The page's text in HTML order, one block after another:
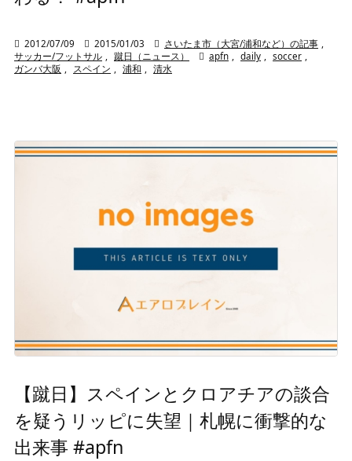
 2012/07/09  2015/01/03  さいたま市（大宮/浦和など）の記事
サッカー/フットサル
蹴日（ニュース）  apfn daily soccer
ガンバ大阪
スペイン 浦和 清水
【蹴日】スペインとクロアチアの談合
を疑うリッピに失望｜札幌に衝撃的な
出来事 #apfn